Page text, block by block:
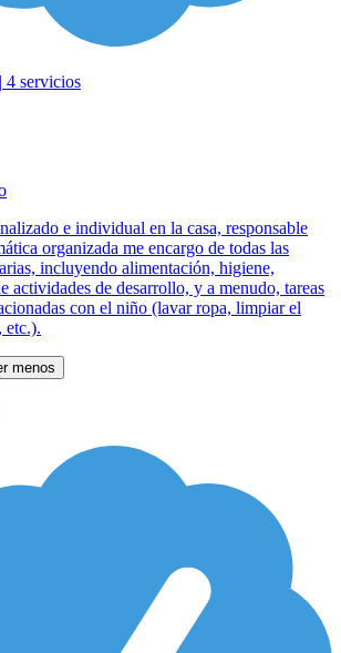
| 4 servicios
e individual en la casa, responsable
organizada me encargo de todas las
incluyendo alimentación, higiene,
actividades de desarrollo, y a menudo, tareas
con el niño (lavar ropa, limpiar el
etc.).
menos